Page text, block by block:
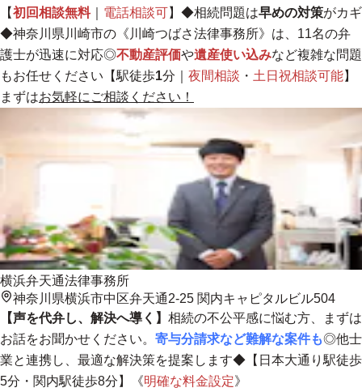
【初回相談無料｜ 電話相談可】◆相続問題は早めの対策がカギ
◆神奈川県川崎市の《川崎つばさ法律事務所》は、11名の弁
護士が迅速に対応◎不動産評価や遺産使い込みなど複雑な問題
もお任せください【駅徒歩1分｜ 夜間相談 ・ 土日祝相談可能】
まずはお気軽にご相談ください！
横浜弁天通法律事務所
神奈川県横浜市中区弁天通2-25 関内キャピタルビル504
【声を代弁し、解決へ導く】 相続の不公平感に悩む方、まずは
お話をお聞かせください。 寄与分請求など難解な案件も◎他士
業と連携し、最適な解決策を提案します◆【日本大通り駅徒歩
5分・関内駅徒歩8分】《明確な料金設定》